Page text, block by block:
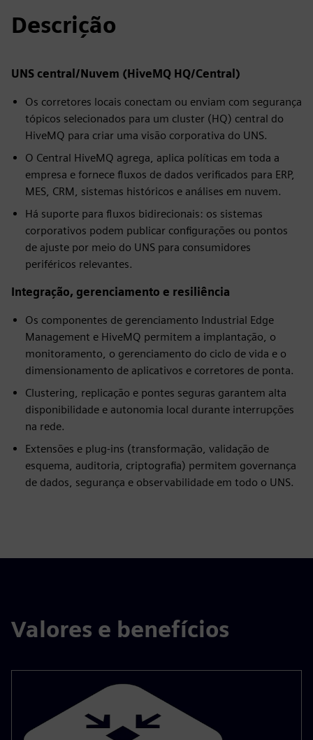
Descrição
UNS central/Nuvem (HiveMQ HQ/Central)
Os corretores locais conectam ou enviam com segurança
tópicos selecionados para um cluster (HQ) central do
HiveMQ para criar uma visão corporativa do UNS.
O Central HiveMQ agrega, aplica políticas em toda a
empresa e fornece fluxos de dados verificados para ERP,
MES, CRM, sistemas históricos e análises em nuvem.
Há suporte para fluxos bidirecionais: os sistemas
corporativos podem publicar configurações ou pontos
de ajuste por meio do UNS para consumidores
periféricos relevantes.
Integração, gerenciamento e resiliência
Os componentes de gerenciamento Industrial Edge
Management e HiveMQ permitem a implantação, o
monitoramento, o gerenciamento do ciclo de vida e o
dimensionamento de aplicativos e corretores de ponta.
Clustering, replicação e pontes seguras garantem alta
disponibilidade e autonomia local durante interrupções
na rede.
Extensões e plug-ins (transformação, validação de
esquema, auditoria, criptografia) permitem governança
de dados, segurança e observabilidade em todo o UNS.
Valores e benefícios